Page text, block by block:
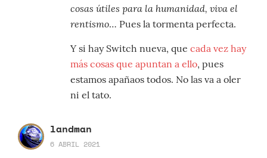
cosas útiles para la humanidad, viva el
rentismo… Pues la tormenta perfecta.
Y si hay Switch nueva, que cada vez hay
más cosas que apuntan a ello, pues
estamos apañaos todos. No las va a oler
ni el tato.
landman
6 ABRIL 2021